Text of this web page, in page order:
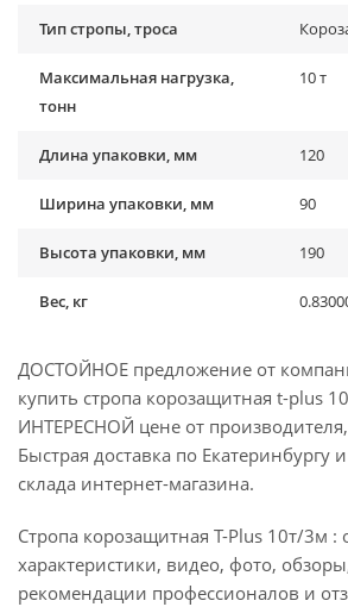
Тип стропы, троса
Максимальная нагрузка,
тонн
10 т
Длина упаковки, мм 120
Ширина упаковки, мм 90
Высота упаковки, мм 190
Вес, кг
ДОСТОЙНОЕ предложение от
купить стропа корозащитная t-plus
ИНТЕРЕСНОЙ цене от
Быстрая доставка по Екатеринбургу
склада интернет-магазина.
Стропа корозащитная T-Plus 10т/3м :
характеристики, видео, фото,
рекомендации профессионалов и